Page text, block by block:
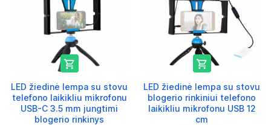

LED žiedinė lempa su stovu
telefono laikikliu mikrofonu
USB-C 3.5 mm jungtimi
blogerio rinkinys

LED žiedinė lempa su stovu
blogerio rinkiniui telefono
laikikliu mikrofonu USB 12
cm